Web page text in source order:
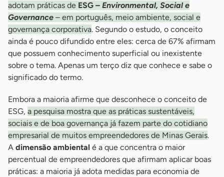
adotam práticas de ESG – Environmental, Social e
Governance – em português, meio ambiente, social e
governança corporativa. Segundo o estudo, o conceito
ainda é pouco difundido entre eles: cerca de 67% afirmam
que possuem conhecimento superficial ou inexistente
sobre o tema. Apenas um terço diz que conhece e sabe o
significado do termo.
Embora a maioria afirme que desconhece o conceito de
ESG, a pesquisa mostra que as práticas sustentáveis,
sociais e de boa governança já fazem parte do cotidiano
empresarial de muitos empreendedores de Minas Gerais.
A dimensão ambiental é a que concentra o maior
percentual de empreendedores que afirmam aplicar boas
práticas: a maioria já adota medidas para economia de